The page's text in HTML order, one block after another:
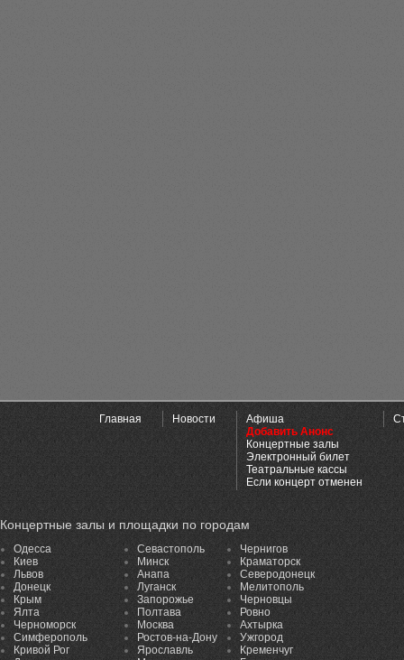
Главная Новости
Афиша
Добавить Анонс
Концертные залы
Электронный билет
Театральные кассы
Если концерт отменен
Концертные залы и площадки по городам
Одесса
Киев
Львов
Донецк
Крым
Ялта
Черноморск
Симферополь
Кривой Рог
Севастополь
Минск
Анапа
Луганск
Запорожье
Полтава
Москва
Ростов-на-Дону
Ярославль
Чернигов
Краматорск
Северодонецк
Мелитополь
Черновцы
Ровно
Ахтырка
Ужгород
Кременчуг